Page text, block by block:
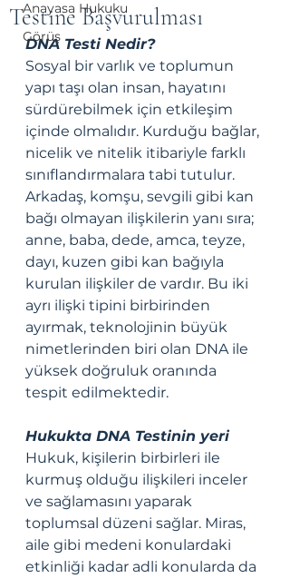
Anayasa Hukuku
Görüş
Testine Başvurulması
DNA Testi Nedir?
Sosyal bir varlık ve toplumun
yapı taşı olan insan, hayatını
sürdürebilmek için etkileşim
içinde olmalıdır. Kurduğu bağlar,
nicelik ve nitelik itibariyle farklı
sınıflandırmalara tabi tutulur.
Arkadaş, komşu, sevgili gibi kan
bağı olmayan ilişkilerin yanı sıra;
anne, baba, dede, amca, teyze,
dayı, kuzen gibi kan bağıyla
kurulan ilişkiler de vardır. Bu iki
ayrı ilişki tipini birbirinden
ayırmak, teknolojinin büyük
nimetlerinden biri olan DNA ile
yüksek doğruluk oranında
tespit edilmektedir.
Hukukta DNA Testinin yeri
Hukuk, kişilerin birbirleri ile
kurmuş olduğu ilişkileri inceler
ve sağlamasını yaparak
toplumsal düzeni sağlar. Miras,
aile gibi medeni konulardaki
etkinliği kadar adli konularda da